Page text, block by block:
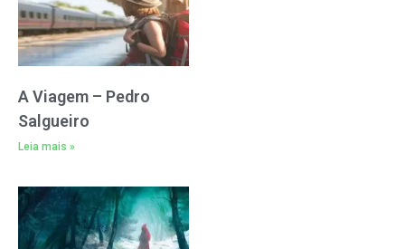
A Viagem – Pedro
Salgueiro
Leia mais »